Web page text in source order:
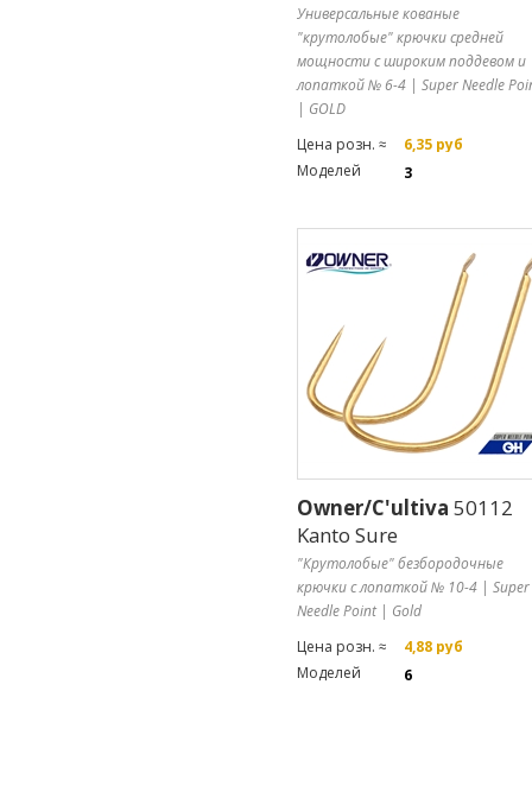
Универсальные кованые
"крутолобые" крючки средней
мощности с широким поддевом и
лопаткой № 6-4 | Super Needle
| GOLD
Цена розн. ≈
6,35 руб
Моделей
3
Owner/C'ultiva 50112
Kanto Sure
"Крутолобые" безбородочные
крючки с лопаткой № 10-4 | Super
Needle Point | Gold
Цена розн. ≈
4,88 руб
Моделей
6